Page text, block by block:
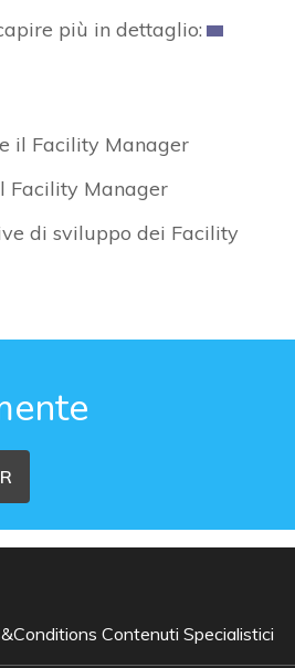
più in dettaglio:
il Facility Manager
Facility Manager
di sviluppo dei Facility
Contenuti Specialistici